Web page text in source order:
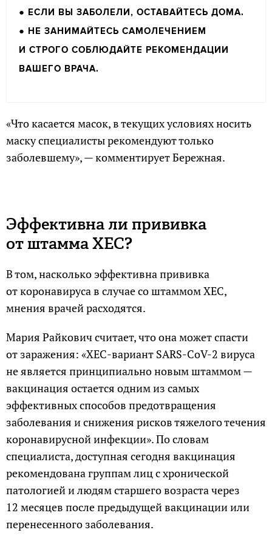
● ЕСЛИ ВЫ ЗАБОЛЕЛИ, ОСТАВАЙТЕСЬ ДОМА.
● НЕ ЗАНИМАЙТЕСЬ САМОЛЕЧЕНИЕМ
И СТРОГО СОБЛЮДАЙТЕ РЕКОМЕНДАЦИИ
ВАШЕГО ВРАЧА.
«Что касается масок, в текущих условиях носить
маску специалисты рекомендуют только
заболевшему», — комментирует Бережная.
Эффективна ли прививка
от штамма ХЕС?
В том, насколько эффективна прививка
от коронавируса в случае со штаммом ХЕС,
мнения врачей расходятся.
Мария Райкович считает, что она может спасти
от заражения: «XEC-вариант SARS-CoV-2 вируса
не является принципиально новым штаммом —
вакцинация остается одним из самых
эффективных способов предотвращения
заболевания и снижения рисков тяжелого течения
коронавирусной инфекции». По словам
специалиста, доступная сегодня вакцинация
рекомендована группам лиц с хронической
патологией и людям старшего возраста через
12 месяцев после предыдущей вакцинации или
перенесенного заболевания.